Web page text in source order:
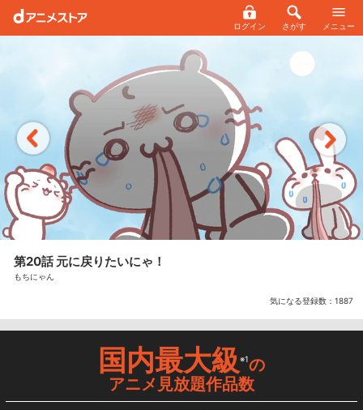
ログイン さがす メニュー
第20話 元に戻りたいにゃ！
もちにゃん
気になる登録数： 1887
国内最大級※1の
アニメ見放題作品数